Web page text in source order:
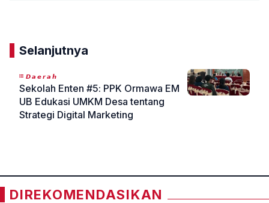
Selanjutnya
𝘿𝙖𝙚𝙧𝙖𝙝
Sekolah Enten #5: PPK Ormawa EM
UB Edukasi UMKM Desa tentang
Strategi Digital Marketing
DIREKOMENDASIKAN